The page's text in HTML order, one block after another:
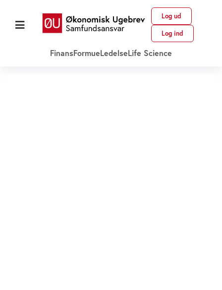
Log ud
Log ind
FinansFormueLedelseLife Science